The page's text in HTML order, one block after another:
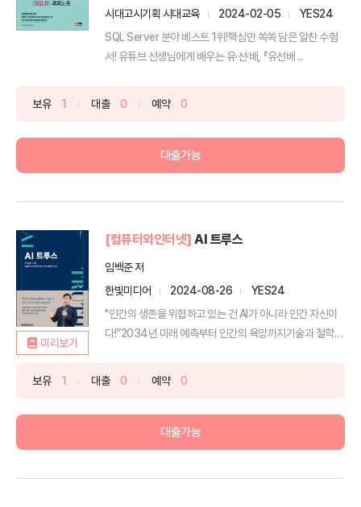
시대고시기획 시대교육
2024-02-05
YES24
SQL Server 분야 베스트 1위!핵심만 쏙쏙 담은 알찬 수험
서! 유튜브 선생님에게 배우는 유·선·배, 『유선배 ...
보유 1 대출 0 예약 0
대출가능
미리보기
[컴퓨터와인터넷] AI 트루스
임백준 저
한빛미디어
2024-08-26
YES24
"인간의 생존을 위협하고 있는 건 AI가 아니라 인간 자신이
다!”2034년 미래 예측부터 인간의 욕망까지기술과 철학
보유 1 대출 0 예약 0
대출가능